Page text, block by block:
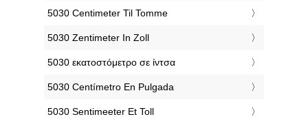
‎5030 Centimeter Til Tomme
‎5030 Zentimeter In Zoll
‎5030 εκατοστόμετρο σε ίντσα
‎5030 Centímetro En Pulgada
‎5030 Sentimeeter Et Toll